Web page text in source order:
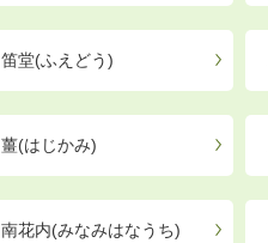
笛堂(ふえどう)
薑(はじかみ)
南花内(みなみはなうち)